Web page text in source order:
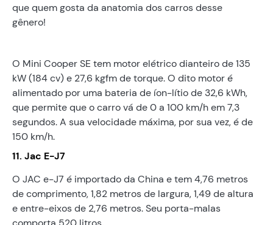
que quem gosta da anatomia dos carros desse
gênero!
O Mini Cooper SE tem motor elétrico dianteiro de 135
kW (184 cv) e 27,6 kgfm de torque. O dito motor é
alimentado por uma bateria de íon-lítio de 32,6 kWh,
que permite que o carro vá de 0 a 100 km/h em 7,3
segundos. A sua velocidade máxima, por sua vez, é de
150 km/h.
11. Jac E-J7
O JAC e-J7 é importado da China e tem 4,76 metros
de comprimento, 1,82 metros de largura, 1,49 de altura
e entre-eixos de 2,76 metros. Seu porta-malas